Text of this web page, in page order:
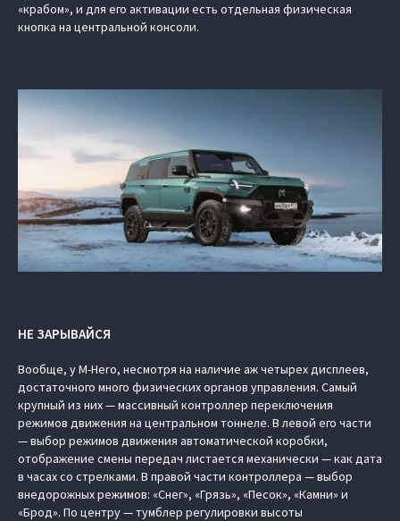
«крабом», и для его активации есть отдельная физическая
кнопка на центральной консоли.
НЕ ЗАРЫВАЙСЯ
Вообще, у M-Hero, несмотря на наличие аж четырех дисплеев,
достаточного много физических органов управления. Самый
крупный из них — массивный контроллер переключения
режимов движения на центральном тоннеле. В левой его части
— выбор режимов движения автоматической коробки,
отображение смены передач листается механически — как дата
в часах со стрелками. В правой части контроллера — выбор
внедорожных режимов: «Снег», «Грязь», «Песок», «Камни» и
«Брод». По центру — тумблер регулировки высоты